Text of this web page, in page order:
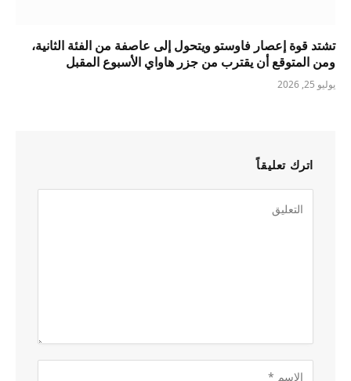
تشتد قوة إعصار فاوستو ويتحول إلى عاصفة من الفئة الثانية،
ومن المتوقع أن يقترب من جزر هاواي الأسبوع المقبل
يوليو 25, 2026
اترك تعليقاً